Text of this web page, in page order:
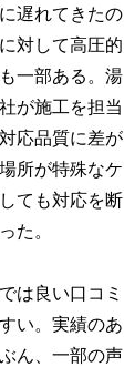
遅れてきたの
対して高圧的
一部ある。湯
が施工を担当
応品質に差が
所が特殊なケ
ても対応を断
た。
は良い口コミ
い。実績のあ
ん、一部の声